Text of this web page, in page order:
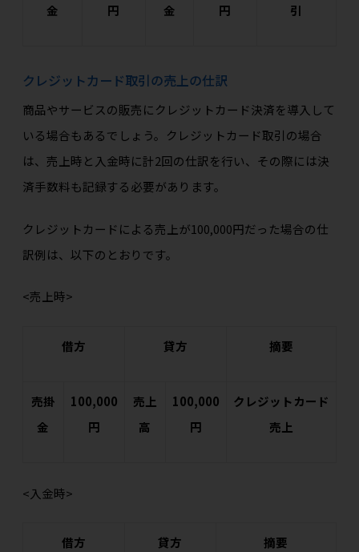
金 円 金 円 引
クレジットカード取引の売上の仕訳
商品やサービスの販売にクレジットカード決済を導入して
いる場合もあるでしょう。クレジットカード取引の場合
は、売上時と入金時に計2回の仕訳を行い、その際には決
済手数料も記録する必要があります。
クレジットカードによる売上が100,000円だった場合の仕
訳例は、以下のとおりです。
<売上時>
借方 貸方 摘要
売掛
金
100,000
円
売上
高
100,000
円
クレジットカード
売上
<入金時>
借方 貸方 摘要